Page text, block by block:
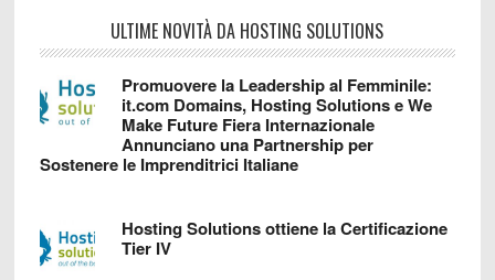
ULTIME NOVITÀ DA HOSTING SOLUTIONS
Promuovere la Leadership al Femminile:
it.com Domains, Hosting Solutions e We
Make Future Fiera Internazionale
Annunciano una Partnership per
Sostenere le Imprenditrici Italiane
Hosting Solutions ottiene la Certificazione
Tier IV